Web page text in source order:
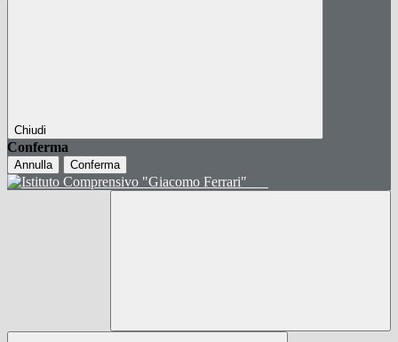
Chiudi
Conferma
Annulla Conferma